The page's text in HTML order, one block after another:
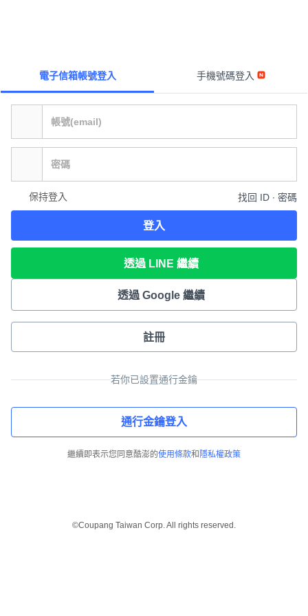
電子信箱帳號登入 手機號碼登入
保持登入 找回 ID ∙ 密碼
登入
透過 LINE 繼續
透過 Google 繼續
註冊
若你已設置通行金鑰
通行金鑰登入
繼續即表示您同意酷澎的使用條款和 隱私權政策
©Coupang Taiwan Corp. All rights reserved.